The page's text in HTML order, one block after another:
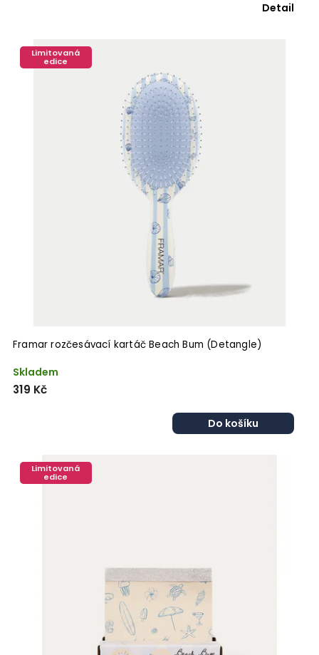
Detail
Limitovaná
edice
Framar rozčesávací kartáč Beach Bum (Detangle)
Skladem
319 Kč
Do košíku
Limitovaná
edice